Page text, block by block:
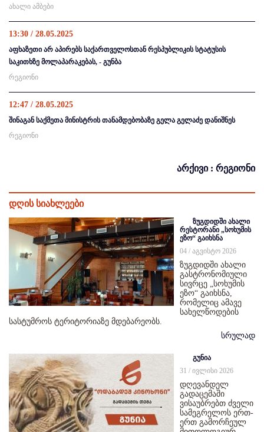
ახალი ამბები
13:30 / 28.05.2025
აფხაზეთი არ აპირებს საქართველოსთან რესპუბლიკის სტატუსის
საკითხზე მოლაპარაკებას, - გუნბა
რეგიონი
12:47 / 28.05.2025
შინაგან საქმეთა მინისტრის თანამდებობაზე გელა გელაძე დანიშნეს
რეგიონი
არქივი : რეგიონი
დღის სიახლეები
ზუგდიდში ახალი
რესტორანი „სოხუმის
ეზო“ გაიხსნა
04 / აგვისტო 2026
ზუგდიდში ახალი
გასტრონომიული
სივრცე „სოხუმის
ეზო“ გაიხსნა,
რომელიც ამავე
სახელწოდების
სასტუმროს ტერიტორიაზე მდებარეობს.
სრულად
გუნია
31 / ივლისი 2026
დღევანდელ
გადაცემაში
ვისაუბრებთ ძველი
სამეგრელოს ერთ-
ერთ გამორჩეულ